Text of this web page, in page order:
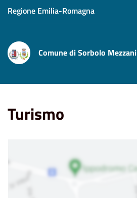
Regione Emilia-Romagna
Comune di Sorbolo Mezzani
Turismo